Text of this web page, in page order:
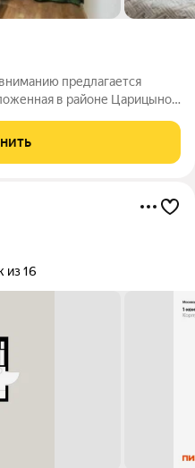
предлагается
в районе Царицыно
деревьев. Площадь
из 16